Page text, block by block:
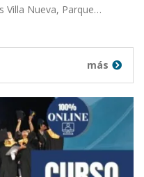
Villa Nueva, Parque…
más